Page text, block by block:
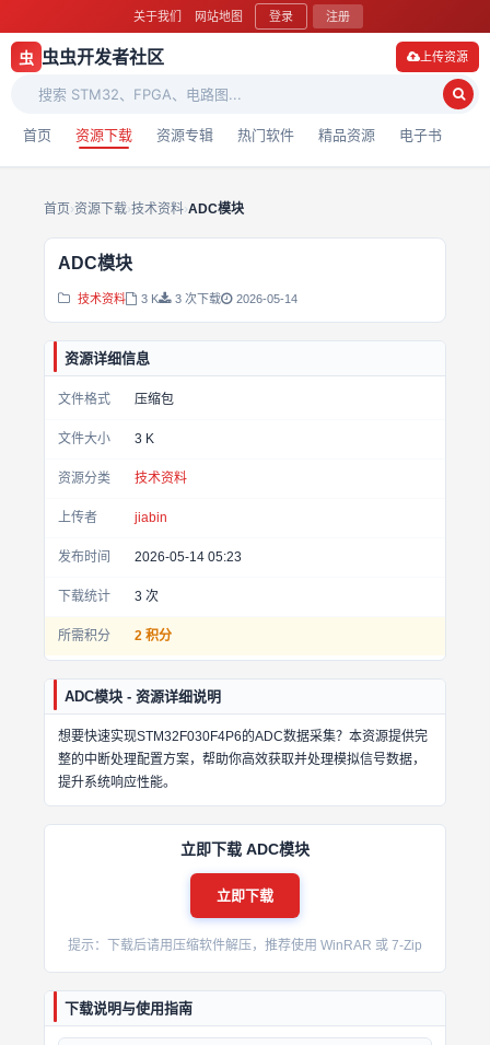
关于我们 网站地图 登录 注册
虫 虫虫开发者社区
首页 资源下载 资源专辑 热门软件 精品资源 电子书
上传资源
首页›资源下载›技术资料›ADC模块
ADC模块
技术资料 3 K 3 次下载 2026-05-14
资源详细信息
文件格式 压缩包
文件大小 3 K
资源分类 技术资料
上传者 jiabin
发布时间 2026-05-14 05:23
下载统计 3 次
所需积分 2 积分
ADC模块 - 资源详细说明
想要快速实现STM32F030F4P6的ADC数据采集？本资源提供完
整的中断处理配置方案，帮助你高效获取并处理模拟信号数据，
提升系统响应性能。
立即下载 ADC模块
立即下载
提示：下载后请用压缩软件解压，推荐使用 WinRAR 或 7-Zip
下载说明与使用指南